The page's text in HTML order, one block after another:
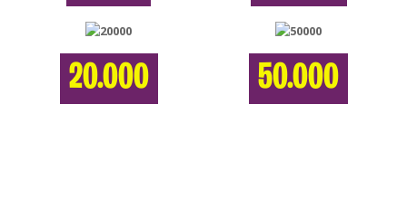
20.000 50.000